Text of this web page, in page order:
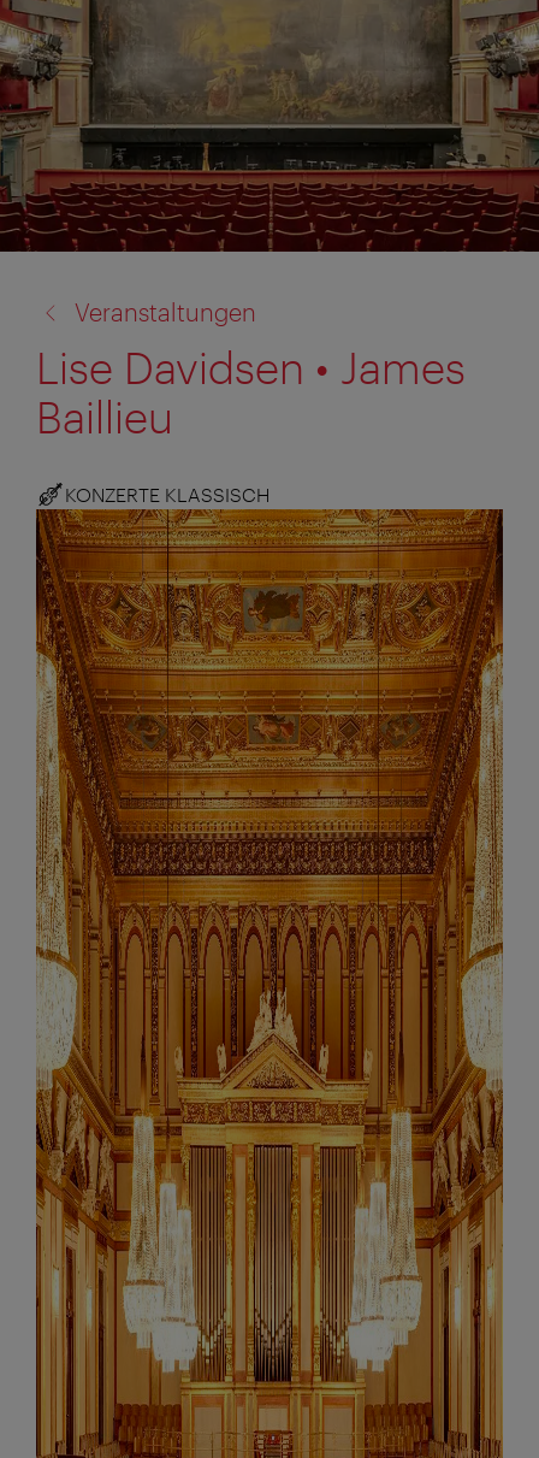
zu:
Veranstaltungen
Lise Davidsen • James
Baillieu
KONZERTE KLASSISCH